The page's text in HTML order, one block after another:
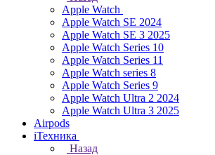
Apple Watch
Apple Watch SE 2024
Apple Watch SE 3 2025
Apple Watch Series 10
Apple Watch Series 11
Apple Watch series 8
Apple Watch Series 9
Apple Watch Ultra 2 2024
Apple Watch Ultra 3 2025
Airpods
iТехника
Назад